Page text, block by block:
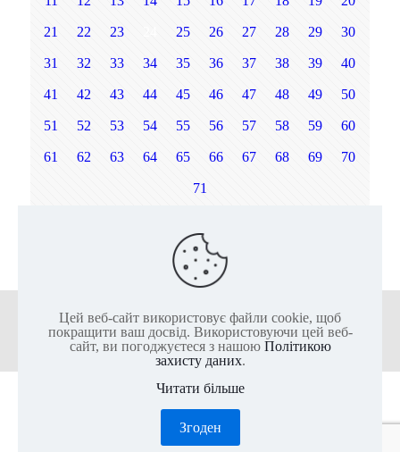
21 22 23 25 26 27 28 29 30
31 32 33 34 35 36 37 38 39 40
41 42 43 44 45 46 47 48 49 50
51 52 53 54 55 56 57 58 59 60
61 62 63 64 65 66 67 68 69 70
71
+38 (050) 136-25-80 +38 (063) 136-25-85
2011-2026 @ ІКС-ПАРК - Найбільший актив-парк Європи
Цей веб-сайт використовує файли cookie, щоб
покращити ваш досвід. Використовуючи цей веб-
сайт, ви погоджуєтеся з нашою Політикою
захисту даних.
Читати більше
Згоден